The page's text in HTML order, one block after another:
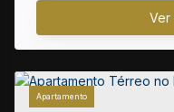
Apartamento